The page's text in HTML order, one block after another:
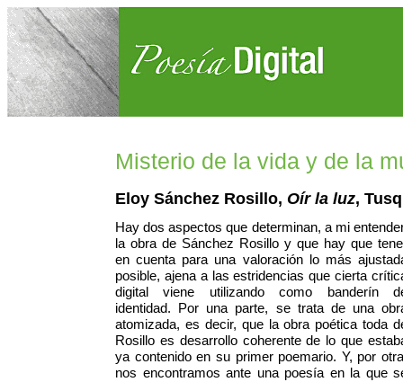
Misterio de la vida y de la
Eloy Sánchez Rosillo, Oír la luz,
Hay dos aspectos que determinan, a mi
la obra de Sánchez Rosillo y que hay que
en cuenta para una valoración lo más
posible, ajena a las estridencias que cierta
digital viene utilizando como banderín
identidad. Por una parte, se trata de una
atomizada, es decir, que la obra poética toda
Rosillo es desarrollo coherente de lo que
ya contenido en su primer poemario. Y, por
nos encontramos ante una poesía en la que